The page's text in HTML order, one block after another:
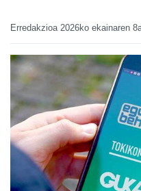
Erredakzioa 2026ko ekainaren